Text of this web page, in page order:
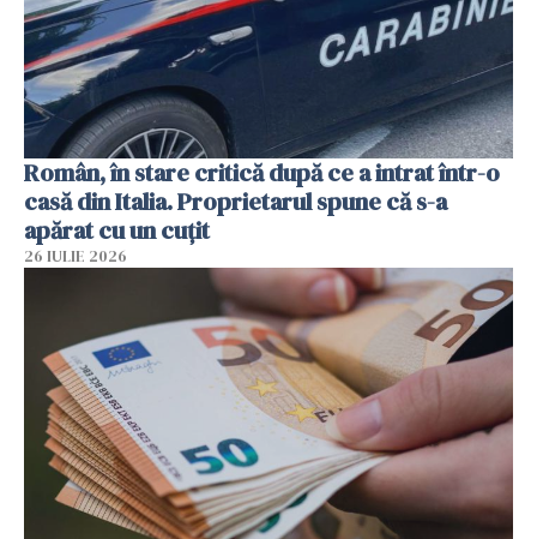
Român, în stare critică după ce a intrat într-o
casă din Italia. Proprietarul spune că s-a
apărat cu un cuțit
26 IULIE 2026